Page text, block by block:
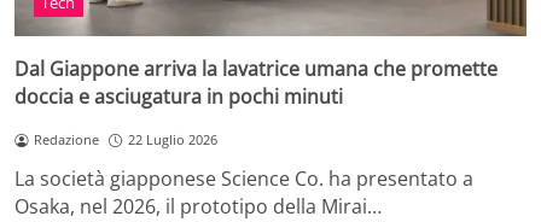
Dal Giappone arriva la lavatrice umana che promette
doccia e asciugatura in pochi minuti
Redazione 22 Luglio 2026
La società giapponese Science Co. ha presentato a
Osaka, nel 2026, il prototipo della Mirai…